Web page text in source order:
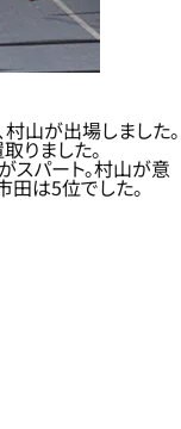
山が出場しました。
りました。
スパート。村山が意
田は5位でした。